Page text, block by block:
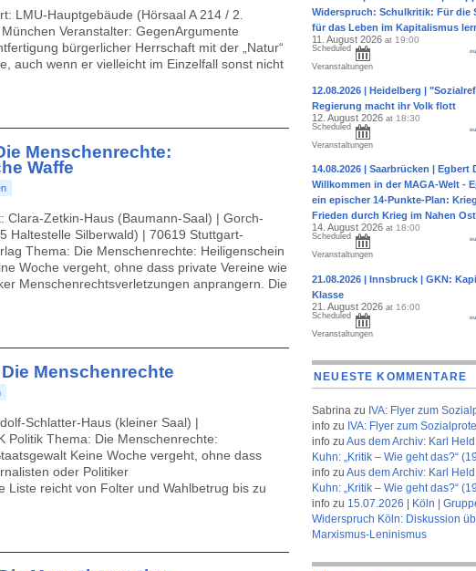
LMU-Hauptgebäude (Hörsaal A 214 / 2.
Veranstalter: GegenArgumente
bürgerlicher Herrschaft mit der „Natur“
auch wenn er vielleicht im Einzelfall sonst nicht
Menschenrechte:
Waffe
Zetkin-Haus (Baumann-Saal) | Gorch-
Haltestelle Silberwald) | 70619 Stuttgart-
Thema: Die Menschenrechte: Heiligenschein
Woche vergeht, ohne dass private Vereine wie
Menschenrechtsverletzungen anprangern. Die
Menschenrechte
Schlatter-Haus (kleiner Saal) |
Politik Thema: Die Menschenrechte:
Keine Woche vergeht, ohne dass
oder Politiker
reicht von Folter und Wahlbetrug bis zu
Widerspruch: Schulkritik: Für die
für das Leben im Kapitalismus
11. August 2026 at 19:00
Scheduled
Veranstaltungen
12.08.2026 | Heidelberg |
Regierung macht ihr Volk flott
12. August 2026 at 18:30
Scheduled
Veranstaltungen
14.08.2026 | Saarbrücken | Egbert
Willkommen in der MAGA-Welt -
ein epischer 14-Punkte-Plan:
Frieden durch Krieg im Nahen
14. August 2026 at 18:00
Scheduled
Veranstaltungen
21.08.2026 | Innsbruck | GKN:
Klasse
21. August 2026 at 16:00
Scheduled
Veranstaltungen
NEUESTE KOMMENTARE
Sabrina zu IVA: Flyer zum
info zu IVA: Flyer zum
info zu Aus dem Archiv: Karl
Kuhn: „Kritik – Wie geht das?“
info zu Aus dem Archiv: Karl
Kuhn: „Kritik – Wie geht das?“
info zu 15.07.2026 | Köln |
Widerspruch Köln: Diskussion
Marxismus-Leninismus